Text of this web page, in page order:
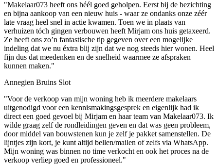
"Makelaar073 heeft ons héél goed geholpen. Eerst bij de bezichting
en bijna aankoop van een nieuw huis - waar ze ondanks onze zéér
late vraag heel snel in actie kwamen. Toen we in plaats van
verhuizen tóch gingen verbouwen heeft Mirjam ons huis getaxeerd.
Ze heeft ons zo’n fantastische tip gegeven over een mogelijke
indeling dat we nu éxtra blij zijn dat we nog steeds hier wonen. Heel
fijn dus dat meedenken en de snelheid waarmee ze afspraken
kunnen maken."
Annegien Bruins Slot
"Voor de verkoop van mijn woning heb ik meerdere makelaars
uitgenodigd voor een kennismakingsgesprek en eigenlijk had ik
direct een goed gevoel bij Mirjam en haar team van Makelaar073. Ik
wilde graag zelf de rondleidingen geven en dat was geen probleem,
door middel van bouwstenen kun je zelf je pakket samenstellen. De
lijntjes zijn kort, je kunt altijd bellen/mailen of zelfs via WhatsApp.
Mijn woning was binnen no time verkocht en ook het proces na de
verkoop verliep goed en professioneel."